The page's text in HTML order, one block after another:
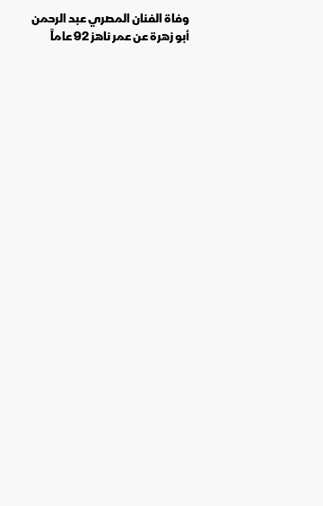
وفاة الفنان المصري عبد الرحمن
أبو زهرة عن عمر ناهز 92 عاماً